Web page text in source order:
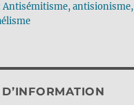
Antisémitisme, antisionisme,